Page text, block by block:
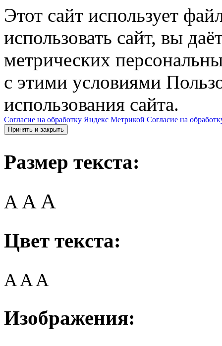
Этот сайт использует
использовать сайт, вы
метрических
с этими условиями
использования сайта.
Согласие на обработку Яндекс Метрикой Согласие на
Принять и закрыть
Размер текста:
A AA
Цвет текста:
AAA
Изображения: